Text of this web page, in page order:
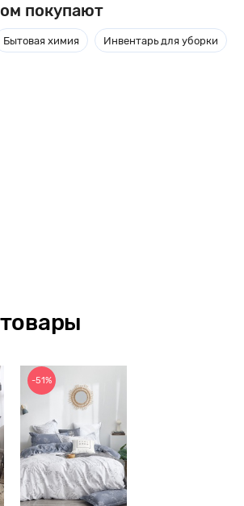
покупают
Бытовая химия Инвентарь для уборки
-51%